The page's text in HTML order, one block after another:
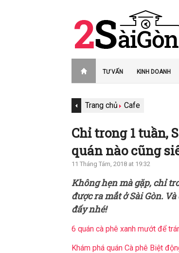
TƯ VẤN KINH DOANH
Trang chủ Cafe
Chỉ trong 1 tuần,
quán nào cũng
11 Tháng Tám, 2018 at 19:32
Không hẹn mà gặp, chỉ
được ra mắt ở Sài Gòn.
đấy nhé!
6 quán cà phê xanh mướt để
Khám phá quán Cà phê Biệt